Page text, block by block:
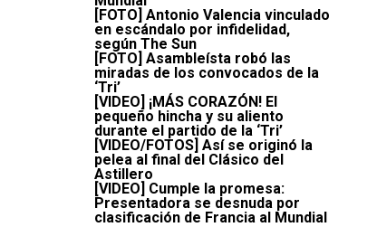
[FOTO] Antonio Valencia vinculado
en escándalo por infidelidad,
según The Sun
[FOTO] Asambleísta robó las
miradas de los convocados de la
‘Tri’
[VIDEO] ¡MÁS CORAZÓN! El
pequeño hincha y su aliento
durante el partido de la ‘Tri’
[VIDEO/FOTOS] Así se originó la
pelea al final del Clásico del
Astillero
[VIDEO] Cumple la promesa:
Presentadora se desnuda por
clasificación de Francia al Mundial